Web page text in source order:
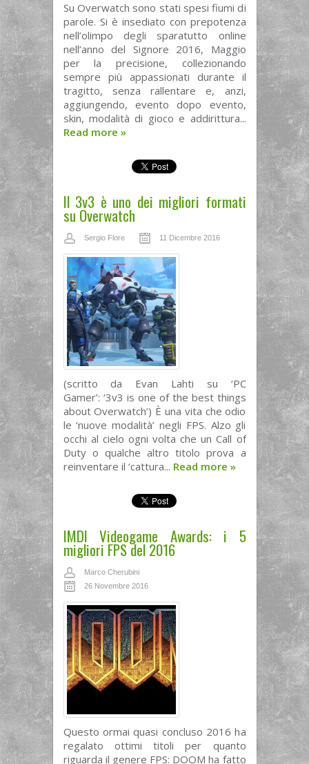
Su Overwatch sono stati spesi fiumi di
parole. Si è insediato con prepotenza
nell’olimpo degli sparatutto online
nell’anno del Signore 2016, Maggio
per la precisione, collezionando
sempre più appassionati durante il
tragitto, senza rallentare e, anzi,
aggiungendo, evento dopo evento,
skin, modalità di gioco e addirittura...
Read more »
Il 3v3 è uno dei migliori formati
su Overwatch
Sergio Flore 11 Dicembre 2016
(scritto da Evan Lahti su ‘PC
Gamer’: ‘3v3 is one of the best things
about Overwatch’) È una vita che odio
le ‘nuove modalità’ negli FPS. Alzo gli
occhi al cielo ogni volta che un Call of
Duty o qualche altro titolo prova a
reinventare il ‘cattura... Read more »
IMDI Videogame Awards: i 5
migliori FPS del 2016
Marco Cherubini
26 Novembre 2016
Questo ormai quasi concluso 2016 ha
regalato ottimi titoli per quanto
riguarda il genere FPS: DOOM ha fatto